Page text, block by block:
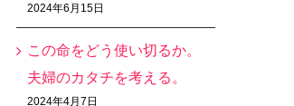
2024年6月15日
この命をどう使い切るか。
夫婦のカタチを考える。
2024年4月7日